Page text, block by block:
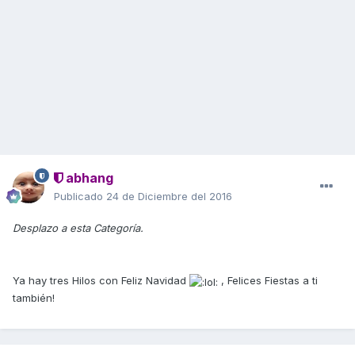
abhang
Publicado 24 de Diciembre del 2016
Desplazo a esta Categoría.
Ya hay tres Hilos con Feliz Navidad
, Felices Fiestas a ti
también!